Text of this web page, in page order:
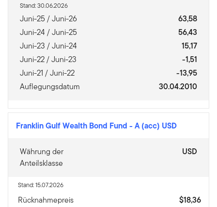
Stand: 30.06.2026
Juni-25 / Juni-26
63,58
Juni-24 / Juni-25
56,43
Juni-23 / Juni-24
15,17
Juni-22 / Juni-23
-1,51
Juni-21 / Juni-22
-13,95
Auflegungsdatum
30.04.2010
Franklin Gulf Wealth Bond Fund - A (acc) USD
Währung der
Anteilsklasse
USD
Stand: 15.07.2026
Rücknahmepreis
$18,36